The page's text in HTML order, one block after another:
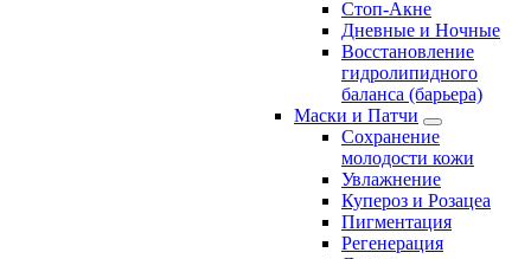
Стоп-Акне
Дневные и Ночные
Восстановление
гидролипидного
баланса (барьера)
Маски и Патчи
Сохранение
молодости кожи
Увлажнение
Купероз и Розацеа
Пигментация
Регенерация